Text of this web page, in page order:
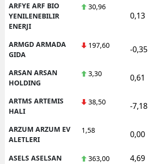
ARFYE ARF BIO
YENILENEBILIR
ENERJI
30,96
0,13
ARMGD ARMADA
GIDA
197,60 -0,35
ARSAN ARSAN
HOLDING
3,30 0,61
ARTMS ARTEMIS
HALI
38,50 -7,18
ARZUM ARZUM EV
ALETLERI
1,58 0,00
ASELS ASELSAN 363,00 4,69